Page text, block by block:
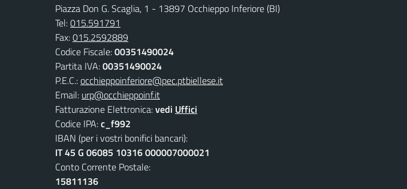
Piazza Don G. Scaglia, 1 - 13897 Occhieppo Inferiore (BI)
Tel:015.591791
Fax:015.2592889
Codice Fiscale:00351490024
Partita IVA:00351490024
P.E.C.:occhieppoinferiore@pec.ptbiellese.it
Email: urp@occhieppoinf.it
Fatturazione Elettronica:vedi Uffici
Codice IPA:c_f992
IBAN (per i vostri bonifici bancari):
IT 45 G 06085 10316 000007000021
Conto Corrente Postale:
15811136